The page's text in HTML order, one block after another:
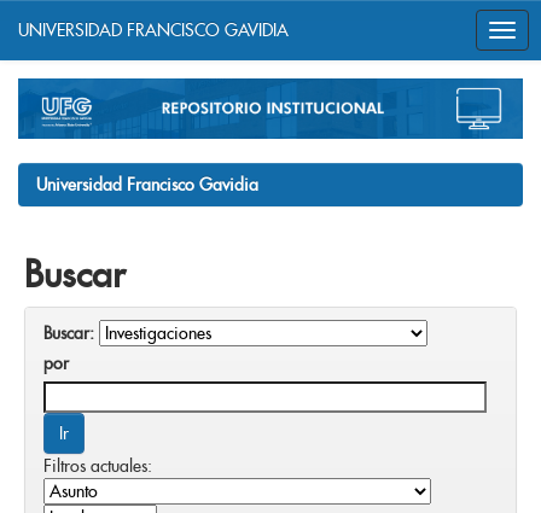
navigation
UNIVERSIDAD FRANCISCO GAVIDIA
Universidad Francisco Gavidia
Buscar
Buscar:
por
Filtros actuales: